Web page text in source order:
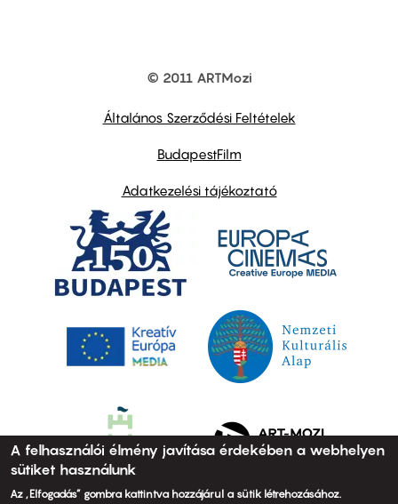
© 2011 ARTMozi
Általános Szerződési Feltételek
BudapestFilm
Adatkezelési tájékoztató
A felhasználói élmény javítása érdekében a webhelyen
sütiket használunk
Az „Elfogadás” gombra kattintva hozzájárul a sütik létrehozásához.